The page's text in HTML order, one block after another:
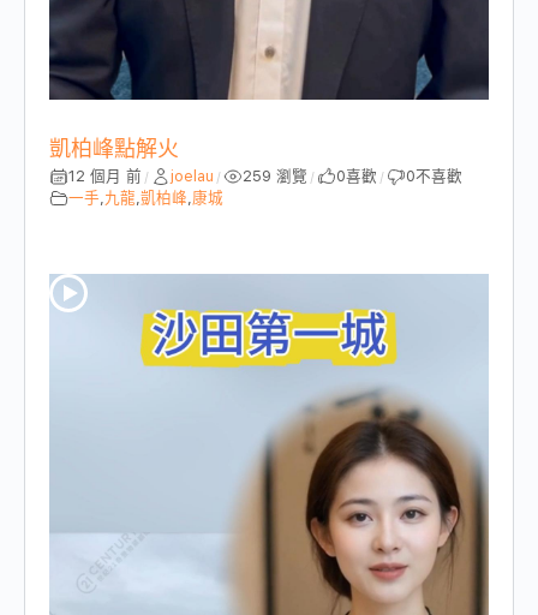
凱柏峰點解火
12 個月 前 / joelau / 259 瀏覽 / 0喜歡 / 0不喜歡
一手,九龍,凱柏峰,康城